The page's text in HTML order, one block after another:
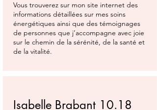
Vous trouverez sur mon site internet des
informations détaillées sur mes soins
énergétiques ainsi que des témoignages
de personnes que j’accompagne avec joie
sur le chemin de la sérénité, de la santé et
de la vitalité.
Isabelle Brabant 10.18